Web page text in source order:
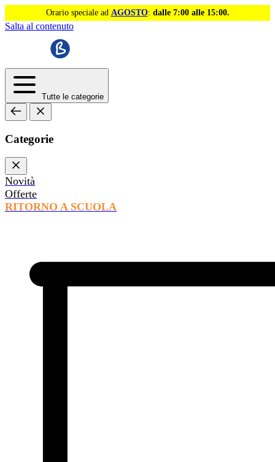
Orario speciale ad AGOSTO: dalle 7:00 alle 15:00.
Salta al contenuto
Tutte le categorie
Categorie
Novità
Offerte
RITORNO A SCUOLA